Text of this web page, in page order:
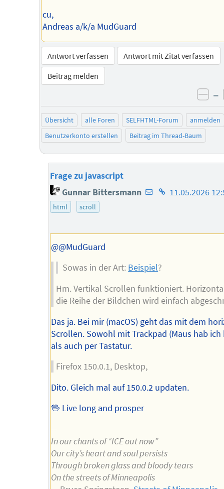
cu,
Andreas a/k/a MudGuard
Antwort verfassen
Antwort mit Zitat verfassen
Beitrag melden
–
Übersicht alle Foren SELFHTML-Forum
anmelden
Benutzerkonto erstellen
Beitrag im Thread-Baum
Frage zu javascript
Gunnar Bittersmann E-
des
Homepage
11.05.2026
html scroll
@@MudGuard
Sowas in der Art: Beispiel?
Hm. Vertikal Scrollen funktioniert.
die Reihe der Bildchen wird einfach
Das ja. Bei mir (macOS) geht das mit dem
Scrollen. Sowohl mit Trackpad (Maus hab ich
als auch per Tastatur.
Firefox 150.0.1, Desktop,
Dito. Gleich mal auf 150.0.2 updaten.
🖖 Live long and prosper
--
In our chants of “ICE out now”
Our city’s heart and soul persists
Through broken glass and bloody tears
On the streets of Minneapolis